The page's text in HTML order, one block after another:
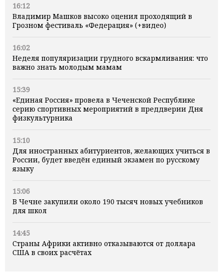
16:12
Владимир Машков высоко оценил проходящий в
Грозном фестиваль «Федерация» (+видео)
16:02
Неделя популяризации грудного вскармливания: что
важно знать молодым мамам
15:39
«Единая Россия» провела в Чеченской Республике
серию спортивных мероприятий в преддверии Дня
физкультурника
15:10
Для иностранных абитуриентов, желающих учиться в
России, будет введён единый экзамен по русскому
языку
15:06
В Чечне закупили около 190 тысяч новых учебников
для школ
14:45
Страны Африки активно отказываются от доллара
США в своих расчётах